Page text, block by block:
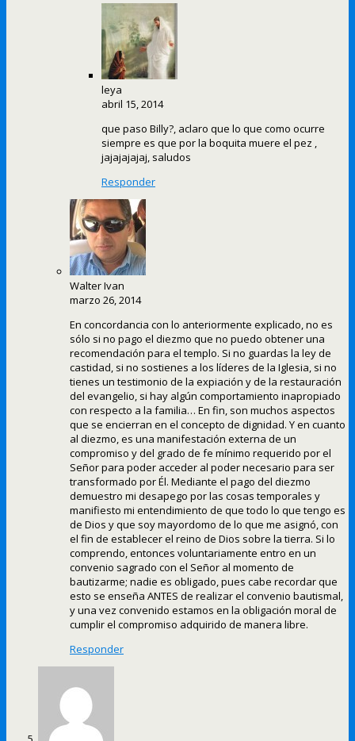
leya
abril 15, 2014
que paso Billy?, aclaro que lo que como ocurre
siempre es que por la boquita muere el pez ,
jajajajajaj, saludos
Responder
Walter Ivan
marzo 26, 2014
En concordancia con lo anteriormente explicado, no es
sólo si no pago el diezmo que no puedo obtener una
recomendación para el templo. Si no guardas la ley de
castidad, si no sostienes a los líderes de la Iglesia, si no
tienes un testimonio de la expiación y de la restauración
del evangelio, si hay algún comportamiento inapropiado
con respecto a la familia… En fin, son muchos aspectos
que se encierran en el concepto de dignidad. Y en cuanto
al diezmo, es una manifestación externa de un
compromiso y del grado de fe mínimo requerido por el
Señor para poder acceder al poder necesario para ser
transformado por Él. Mediante el pago del diezmo
demuestro mi desapego por las cosas temporales y
manifiesto mi entendimiento de que todo lo que tengo es
de Dios y que soy mayordomo de lo que me asignó, con
el fin de establecer el reino de Dios sobre la tierra. Si lo
comprendo, entonces voluntariamente entro en un
convenio sagrado con el Señor al momento de
bautizarme; nadie es obligado, pues cabe recordar que
esto se enseña ANTES de realizar el convenio bautismal,
y una vez convenido estamos en la obligación moral de
cumplir el compromiso adquirido de manera libre.
Responder